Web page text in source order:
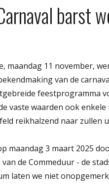
barst
maandag 11 november,
van de
feestprogramma
vaste waarden ook
reikhalzend naar zullen
maandag 3 maart 2025
de Commeduur - de
laten we niet